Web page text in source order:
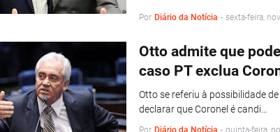
Por Diário da Notícia - sexta-feira,
Otto admite que
caso PT exclua
Otto se referiu à possibilidade
declarar que Coronel é candi…
Por Diário da Notícia - quinta-feira,